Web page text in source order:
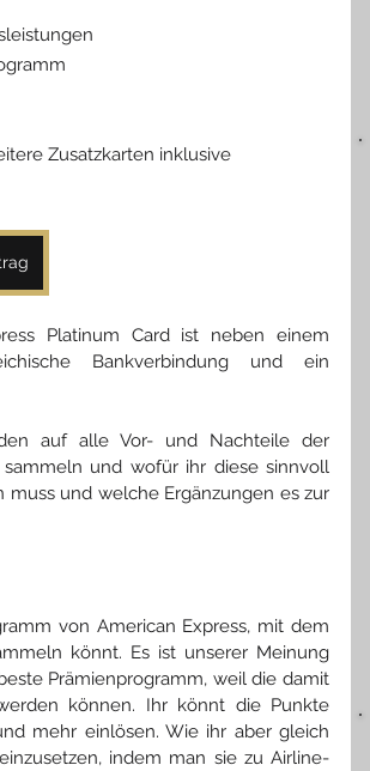
Zusatzkarten inklusive
Platinum Card ist neben einem
Bankverbindung und ein
auf alle Vor- und Nachteile der
und wofür ihr diese sinnvoll
und welche Ergänzungen es zur
von American Express, mit dem
könnt. Es ist unserer Meinung
Prämienprogramm, weil die damit
können. Ihr könnt die Punkte
mehr einlösen. Wie ihr aber gleich
indem man sie zu Airline-